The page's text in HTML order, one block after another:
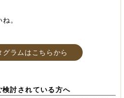
ね。
グラムはこちらから
検討されている方へ